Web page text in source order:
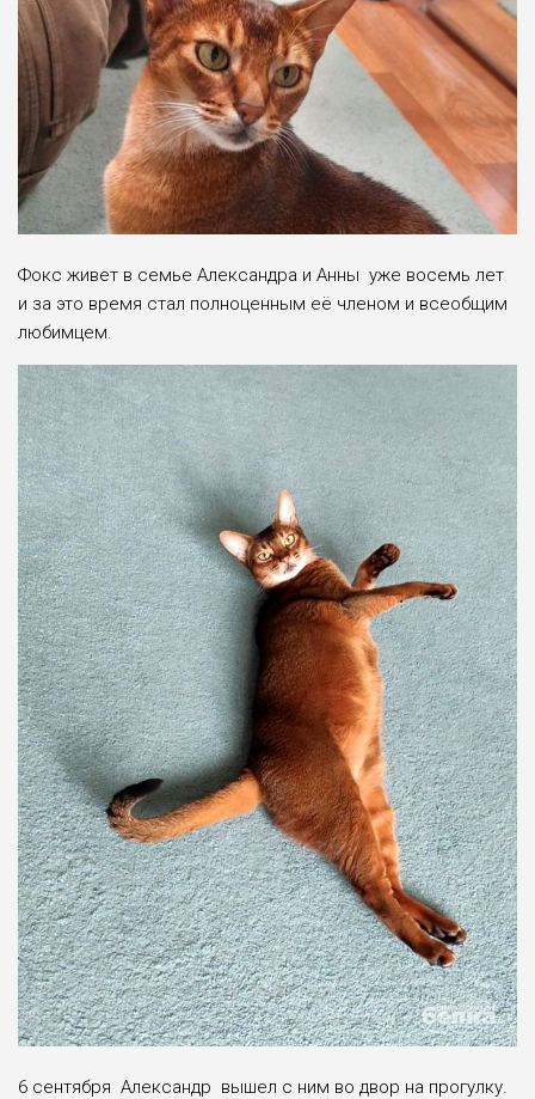
Фокс живет в семье Александра и Анны уже восемь лет
и за это время стал полноценным её членом и всеобщим
любимцем.
6 сентября Александр вышел с ним во двор на прогулку.